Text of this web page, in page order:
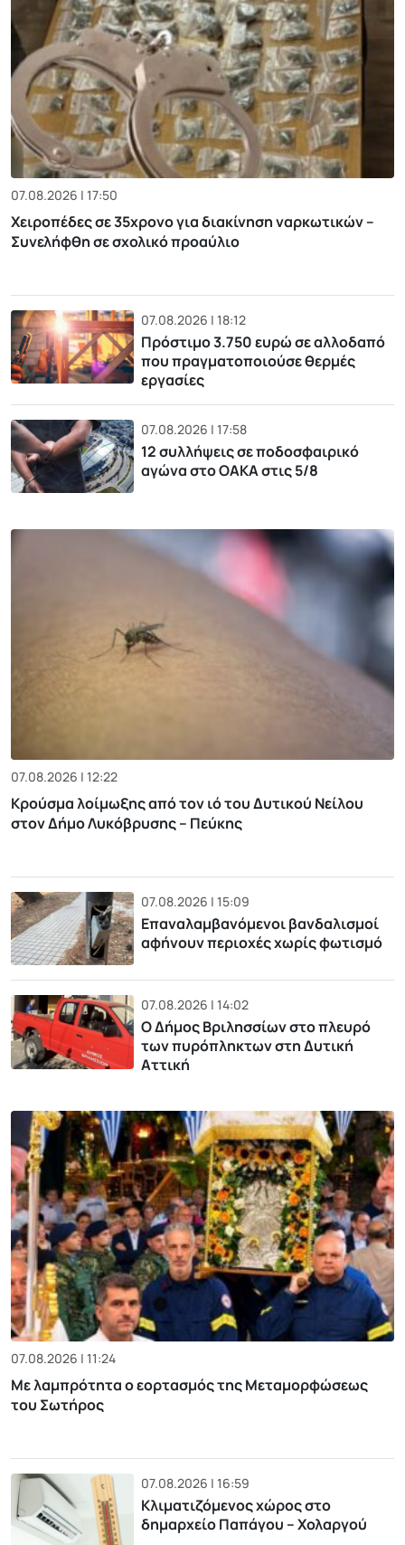
07.08.2026 | 17:50
Χειροπέδες σε 35χρονο για διακίνηση ναρκωτικών –
Συνελήφθη σε σχολικό προαύλιο
07.08.2026 | 18:12
Πρόστιμο 3.750 ευρώ σε αλλοδαπό
που πραγματοποιούσε θερμές
εργασίες
07.08.2026 | 17:58
12 συλλήψεις σε ποδοσφαιρικό
αγώνα στο ΟΑΚΑ στις 5/8
07.08.2026 | 12:22
Κρούσμα λοίμωξης από τον ιό του Δυτικού Νείλου
στον Δήμο Λυκόβρυσης – Πεύκης
07.08.2026 | 15:09
Επαναλαμβανόμενοι βανδαλισμοί
αφήνουν περιοχές χωρίς φωτισμό
07.08.2026 | 14:02
Ο Δήμος Βριλησσίων στο πλευρό
των πυρόπληκτων στη Δυτική
Αττική
07.08.2026 | 11:24
Με λαμπρότητα ο εορτασμός της Μεταμορφώσεως
του Σωτήρος
07.08.2026 | 16:59
Κλιματιζόμενος χώρος στο
δημαρχείο Παπάγου – Χολαργού